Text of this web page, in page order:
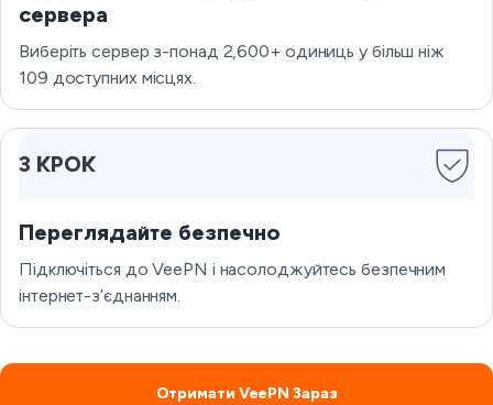
сервера
Виберіть сервер з-понад 2,600+ одиниць у більш ніж
109 доступних місцях.
3 КРОК
Переглядайте безпечно
Підключіться до VeePN і насолоджуйтесь безпечним
інтернет-з’єднанням.
Отримати VeePN Зараз